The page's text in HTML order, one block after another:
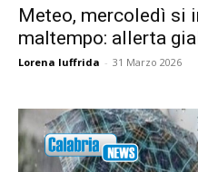
Meteo, mercoledì si
maltempo: allerta
Lorena Iuffrida - 31 Marzo 2026